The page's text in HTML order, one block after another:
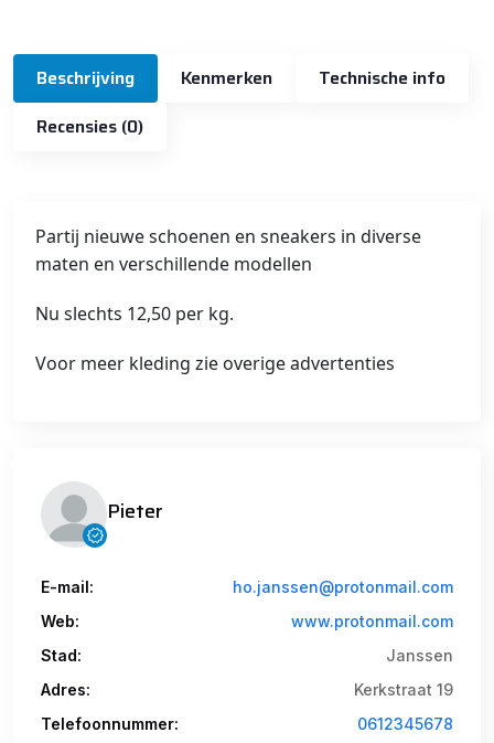
Beschrijving Kenmerken
Technische info
Recensies (0)
Partij nieuwe schoenen en sneakers in diverse
maten en verschillende modellen
Nu slechts 12,50 per kg.
Voor meer kleding zie overige advertenties
Pieter
E-mail:
ho.janssen@protonmail.com
Web:
www.protonmail.com
Stad:
Janssen
Adres:
Kerkstraat 19
Telefoonnummer:
0612345678